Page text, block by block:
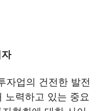
자업의 건전한 발전
노력하고 있는 중요